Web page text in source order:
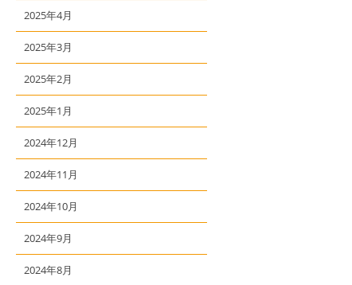
2025年4月
2025年3月
2025年2月
2025年1月
2024年12月
2024年11月
2024年10月
2024年9月
2024年8月